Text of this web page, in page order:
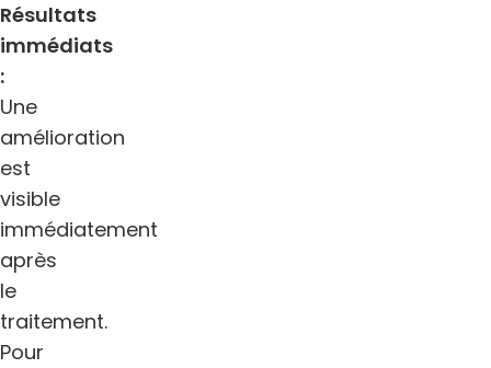
Résultats
immédiats
:
Une
amélioration
est
visible
immédiatement
après
le
traitement.
Pour